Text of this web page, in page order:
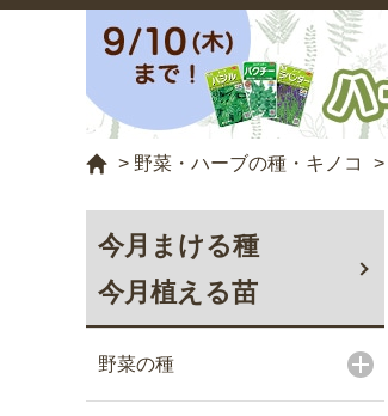
> 野菜・ハーブの種・キノコ >
今月まける種
今月植える苗
野菜の種